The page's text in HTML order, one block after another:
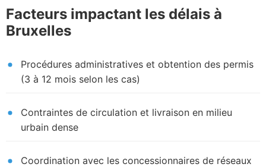
Facteurs impactant les délais à
Bruxelles
Procédures administratives et obtention des permis
(3 à 12 mois selon les cas)
Contraintes de circulation et livraison en milieu
urbain dense
Coordination avec les concessionnaires de réseaux